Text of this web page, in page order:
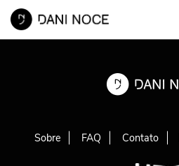
Sobre FAQ Contato